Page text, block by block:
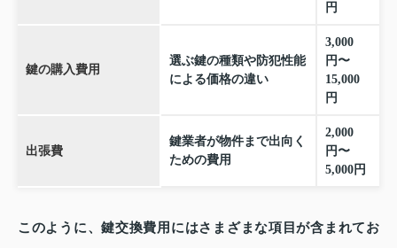
円
鍵の購入費用
選ぶ鍵の種類や防犯性能
による価格の違い
3,000
円〜
15,000
円
出張費
鍵業者が物件まで出向く
ための費用
2,000
円〜
5,000円
このように、鍵交換費用にはさまざまな項目が含まれてお